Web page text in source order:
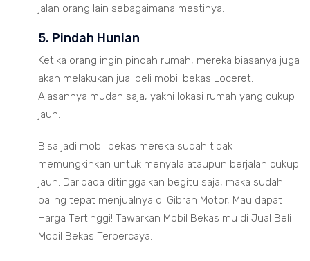
jalan orang lain sebagaimana mestinya.
5. Pindah Hunian
Ketika orang ingin pindah rumah, mereka biasanya juga
akan melakukan jual beli mobil bekas Loceret.
Alasannya mudah saja, yakni lokasi rumah yang cukup
jauh.
Bisa jadi mobil bekas mereka sudah tidak
memungkinkan untuk menyala ataupun berjalan cukup
jauh. Daripada ditinggalkan begitu saja, maka sudah
paling tepat menjualnya di Gibran Motor, Mau dapat
Harga Tertinggi! Tawarkan Mobil Bekas mu di Jual Beli
Mobil Bekas Terpercaya.